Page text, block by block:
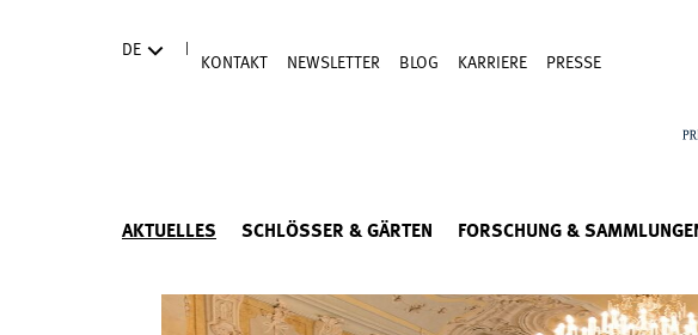
DE
KONTAKT NEWSLETTER BLOG KARRIERE PRESSE
AKTUELLES SCHLÖSSER & GÄRTEN FORSCHUNG &